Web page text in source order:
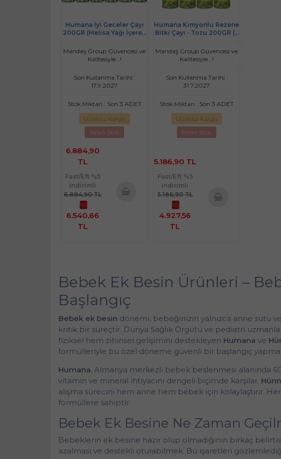
Humana İyi Geceler Çayı
200GR (Melisa Yağı İçeren
(12 Li Set)
Mandaş Group Güvencesi ve
Kalitesiyle...!
Son Kullanma Tarihi :
17.9.2027
Stok Miktarı : Son 3 ADET
Ücretsiz Kargo
Sınırlı Stok
6.884,90
TL
Fast/Eft %5
indirimli
6.884,90 TL
%5
6.540,66
TL
Humana Kimyonlu Rezene
Bitki Çayı - Tozu 200GR (9
Mandaş Group Güvencesi ve
Kalitesiyle...!
Son Kullanma Tarihi :
31.7.2027
Stok Miktarı : Son 3 ADET
Ücretsiz Kargo
Sınırlı Stok
5.186,90 TL
Fast/Eft %5
indirimli
5.186,90 TL
%5
4.927,56
TL
Bebek Ek Besin Ürünleri –
Başlangıç
Bebek ek besin dönemi, bebeğinizin yalnızca anne sütü
kritik bir süreçtir. Dünya Sağlık Örgütü ve pediatri
fiziksel hem zihinsel gelişimini destekleyen Humana ve
formülleriyle bu özel döneme güvenli bir başlangıç
Humana, Almanya merkezli bebek beslenmesi alanında
vitamin ve mineral ihtiyacını dengeli biçimde karşılar.
alışma sürecini hem anne hem bebek için kolaylaştırır.
formüllere sahiptir.
Bebek Ek Besine Ne Zaman
Bebeklerin ek besine hazır olup olmadığının birkaç
azalması ve destekli oturabilmek. Bu işaretleri